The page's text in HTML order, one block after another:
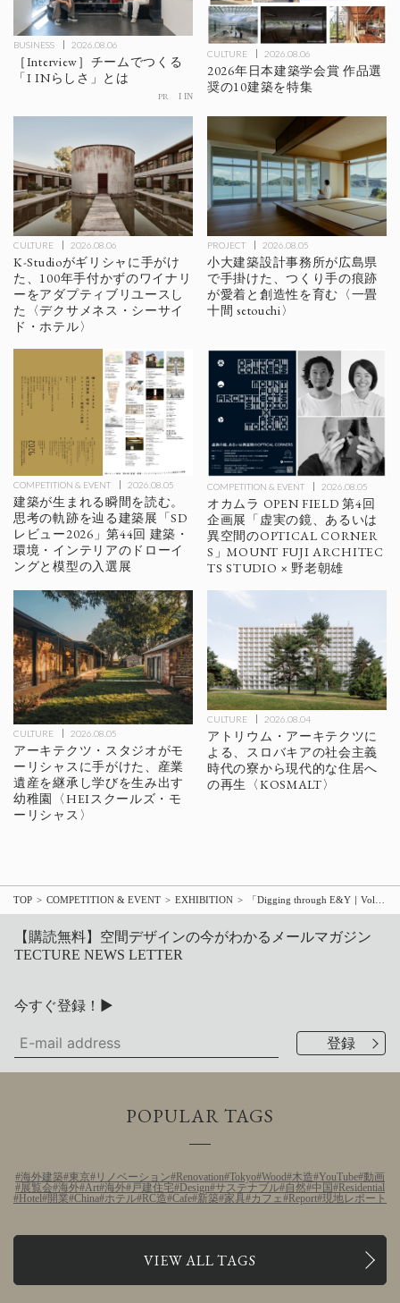
BUSINESS 2026.08.06
［Interview］チームでつくる
「I INらしさ」とは
PR I IN
CULTURE 2026.08.06
2026年日本建築学会賞 作品選
奨の10建築を特集
CULTURE 2026.08.06
K-Studioがギリシャに手がけ
た、100年手付かずのワイナリ
ーをアダプティブリユースし
た〈デクサメネス・シーサイ
ド・ホテル〉
PROJECT 2026.08.05
小大建築設計事務所が広島県
で手掛けた、つくり手の痕跡
が愛着と創造性を育む〈一畳
十間 setouchi〉
COMPETITION & EVENT 2026.08.05
建築が生まれる瞬間を読む。
思考の軌跡を辿る建築展「SD
レビュー2026」第44回 建築・
環境・インテリアのドローイ
ングと模型の入選展
COMPETITION & EVENT 2026.08.05
オカムラ OPEN FIELD 第4回
企画展「虚実の鏡、あるいは
異空間のOPTICAL CORNER
S」MOUNT FUJI ARCHITEC
TS STUDIO × 野老朝雄
CULTURE 2026.08.05
アーキテクツ・スタジオがモ
ーリシャスに手がけた、産業
遺産を継承し学びを生み出す
幼稚園〈HEIスクールズ・モ
ーリシャス〉
CULTURE 2026.08.04
アトリウム・アーキテクツに
よる、スロバキアの社会主義
時代の寮から現代的な住居へ
の再生〈KOSMALT〉
TOP COMPETITION & EVENT EXHIBITION
【購読無料】空間デザインの今がわかるメールマガジン
TECTURE NEWS LETTER
今すぐ登録！▶
POPULAR TAGS
海外建築 東京 リノベーション Renovation Tokyo Wood 木造 YouTube 動画
展覧会 海外 Art 海外 戸建住宅 Design サステナブル 自然 中国
Residential
Hotel 開業 China ホテル RC造 Cafe 新築 家具 カフェ Report 現地レポート
VIEW ALL TAGS